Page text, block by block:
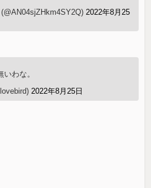
2022年8月25
わな。
2022年8月25日